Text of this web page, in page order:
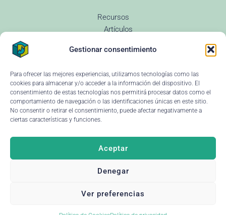
Gestionar consentimiento
Para ofrecer las mejores experiencias, utilizamos tecnologías como las
cookies para almacenar y/o acceder a la información del dispositivo. El
consentimiento de estas tecnologías nos permitirá procesar datos como el
comportamiento de navegación o las identificaciones únicas en este sitio.
No consentir o retirar el consentimiento, puede afectar negativamente a
ciertas características y funciones.
Aceptar
Denegar
Ver preferencias
Recursos
Artículos
Revenue Management
Glosario Revenue
Preguntas Frecuentes
Changelog
Instituciones educativas
Ayuda y soporte
Deja tu reseña ↗